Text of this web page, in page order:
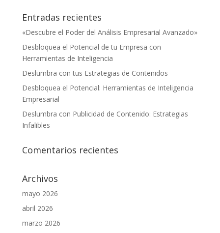
Entradas recientes
«Descubre el Poder del Análisis Empresarial Avanzado»
Desbloquea el Potencial de tu Empresa con
Herramientas de Inteligencia
Deslumbra con tus Estrategias de Contenidos
Desbloquea el Potencial: Herramientas de Inteligencia
Empresarial
Deslumbra con Publicidad de Contenido: Estrategias
Infalibles
Comentarios recientes
Archivos
mayo 2026
abril 2026
marzo 2026